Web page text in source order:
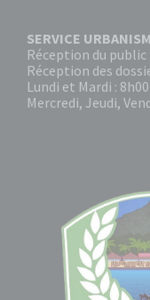
SERVICE
Réception du public
Réception des
Lundi et Mardi :
Mercredi, Jeudi,